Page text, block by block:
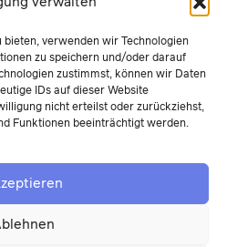
verwenden wir Technologien
zu speichern und/oder darauf
zustimmst, können wir Daten
IDs auf dieser Website
nicht erteilst oder zurückziehst,
Funktionen beeinträchtigt werden.